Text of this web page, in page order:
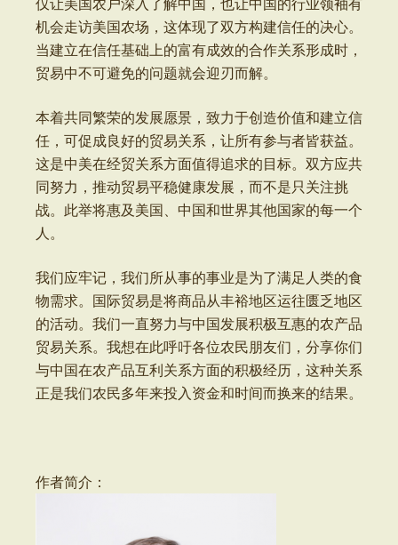
机会走访美国农场，这体现了双方构建信任的决心。
当建立在信任基础上的富有成效的合作关系形成时，
贸易中不可避免的问题就会迎刃而解。
本着共同繁荣的发展愿景，致力于创造价值和建立信
任，可促成良好的贸易关系，让所有参与者皆获益。
这是中美在经贸关系方面值得追求的目标。双方应共
同努力，推动贸易平稳健康发展，而不是只关注挑
战。此举将惠及美国、中国和世界其他国家的每一个
人。
我们应牢记，我们所从事的事业是为了满足人类的食
物需求。国际贸易是将商品从丰裕地区运往匮乏地区
的活动。我们一直努力与中国发展积极互惠的农产品
贸易关系。我想在此呼吁各位农民朋友们，分享你们
与中国在农产品互利关系方面的积极经历，这种关系
正是我们农民多年来投入资金和时间而换来的结果。
作者简介：